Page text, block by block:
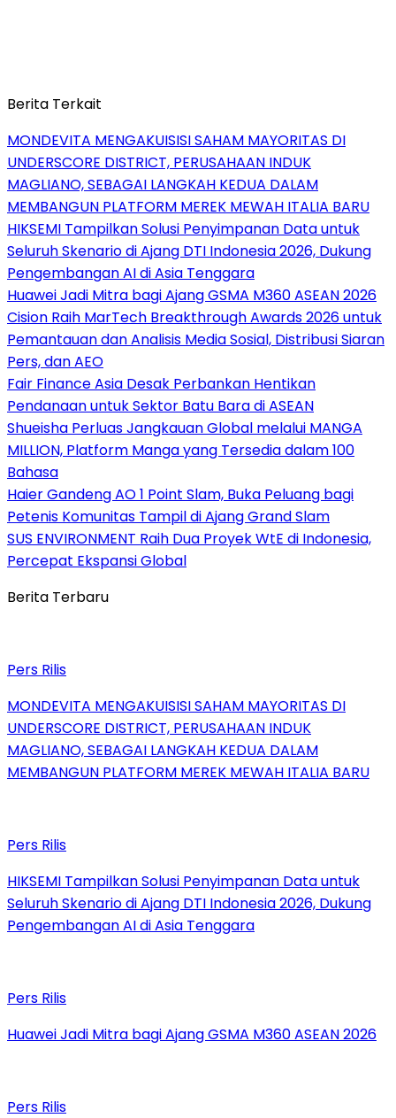
Berita Terkait
MONDEVITA MENGAKUISISI SAHAM MAYORITAS DI
UNDERSCORE DISTRICT, PERUSAHAAN INDUK
MAGLIANO, SEBAGAI LANGKAH KEDUA DALAM
MEMBANGUN PLATFORM MEREK MEWAH ITALIA BARU
HIKSEMI Tampilkan Solusi Penyimpanan Data untuk
Seluruh Skenario di Ajang DTI Indonesia 2026, Dukung
Pengembangan AI di Asia Tenggara
Huawei Jadi Mitra bagi Ajang GSMA M360 ASEAN 2026
Cision Raih MarTech Breakthrough Awards 2026 untuk
Pemantauan dan Analisis Media Sosial, Distribusi Siaran
Pers, dan AEO
Fair Finance Asia Desak Perbankan Hentikan
Pendanaan untuk Sektor Batu Bara di ASEAN
Shueisha Perluas Jangkauan Global melalui MANGA
MILLION, Platform Manga yang Tersedia dalam 100
Bahasa
Haier Gandeng AO 1 Point Slam, Buka Peluang bagi
Petenis Komunitas Tampil di Ajang Grand Slam
SUS ENVIRONMENT Raih Dua Proyek WtE di Indonesia,
Percepat Ekspansi Global
Berita Terbaru
Pers Rilis
MONDEVITA MENGAKUISISI SAHAM MAYORITAS DI
UNDERSCORE DISTRICT, PERUSAHAAN INDUK
MAGLIANO, SEBAGAI LANGKAH KEDUA DALAM
MEMBANGUN PLATFORM MEREK MEWAH ITALIA BARU
Pers Rilis
HIKSEMI Tampilkan Solusi Penyimpanan Data untuk
Seluruh Skenario di Ajang DTI Indonesia 2026, Dukung
Pengembangan AI di Asia Tenggara
Pers Rilis
Huawei Jadi Mitra bagi Ajang GSMA M360 ASEAN 2026
Pers Rilis